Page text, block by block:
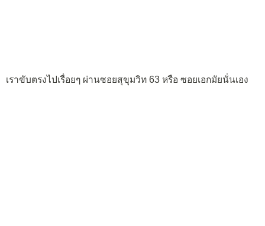
เราขับตรงไปเรื่อยๆ ผ่านซอยสุขุมวิท 63 หรือ ซอยเอกมัยนั่นเอง